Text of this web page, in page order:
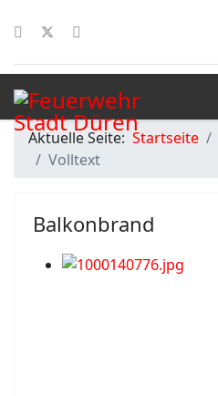
Aktuelle Seite: Startseite
Volltext
Balkonbrand